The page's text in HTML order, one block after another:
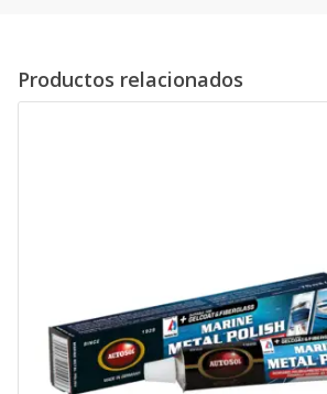
Productos relacionados